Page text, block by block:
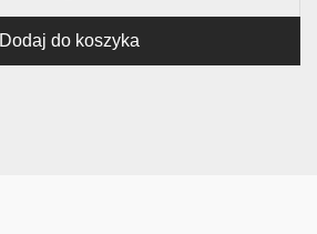
Dodaj do koszyka